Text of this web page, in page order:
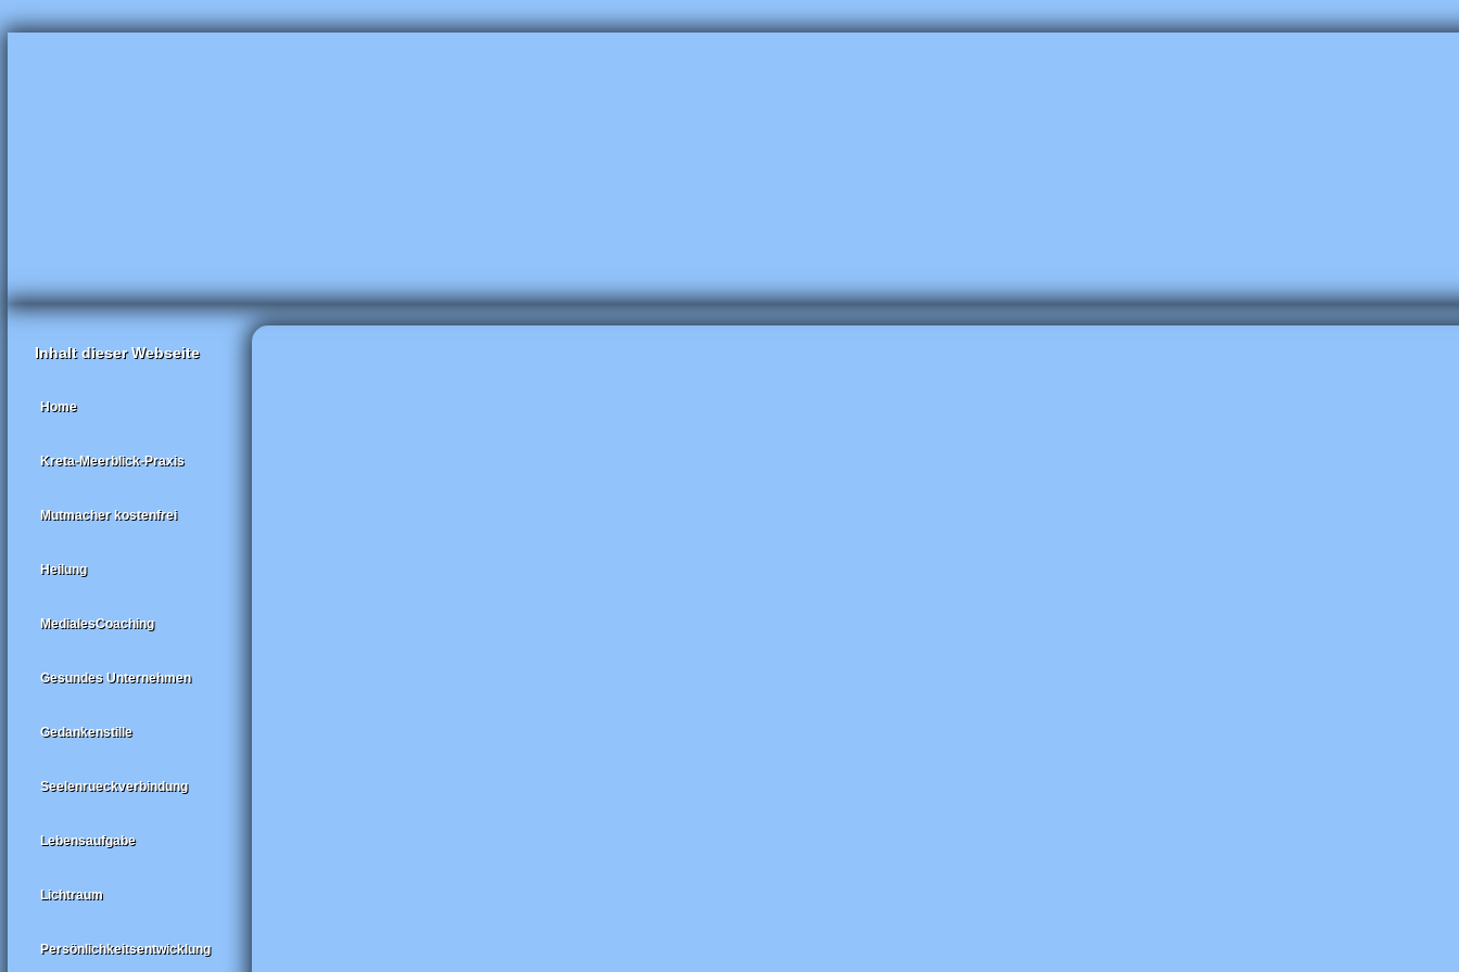
Inhalt dieser Webseite
Home
Kreta-Meerblick-Praxis
Mutmacher kostenfrei
Heilung
MedialesCoaching
Gesundes Unternehmen
Gedankenstille
Seelenrueckverbindung
Lebensaufgabe
Lichtraum
Persönlichkeitsentwicklung